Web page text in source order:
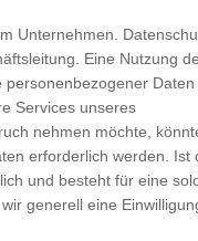
gewährleisten,
Person,
Daten
kann der
vorgesehen werden.
andere Stelle, die
Unternehmen.
Eine Nutzung
personenbezogener Daten
Services unseres
nehmen möchte,
erforderlich werden. Ist
und besteht für eine
generell eine